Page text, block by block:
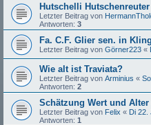
Hutschelli
Letzter Beitrag von
Antworten: 3
Fa. C.F. Glier sen. in
Letzter Beitrag von Görner223 «
Wie alt ist Traviata?
Letzter Beitrag von Arminius «
Antworten: 2
Schätzung Wert und Alter
Letzter Beitrag von Felix « Di 22.
Antworten: 1